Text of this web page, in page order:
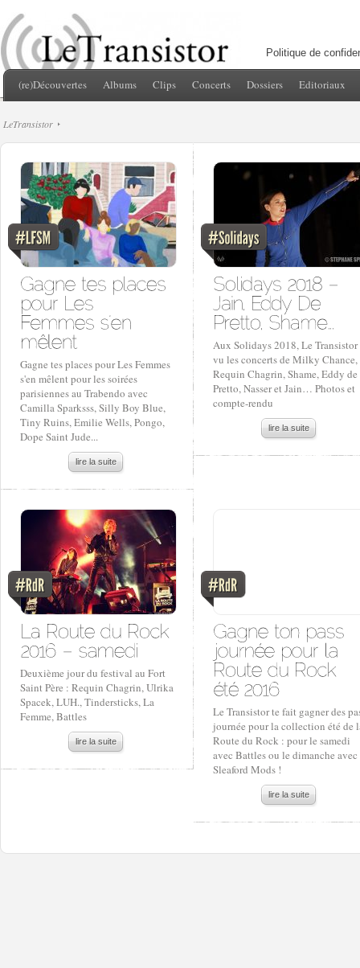
Politique de
(re)Découvertes Albums Clips Concerts Dossiers Editoriaux
LeTransistor
Gagne tes places pour Les Femmes
s'en mêlent pour les soirées
parisiennes au Trabendo avec
Camilla Sparksss, Silly Boy Blue,
Tiny Ruins, Emilie Wells, Pongo,
Dope Saint Jude...
lire la suite
Aux Solidays 2018, Le Transistor
vu les concerts de Milky Chance,
Requin Chagrin, Shame, Eddy de
Pretto, Nasser et Jain… Photos et
compte-rendu
lire la suite
Deuxième jour du festival au Fort
Saint Père : Requin Chagrin, Ulrika
Spacek, LUH., Tindersticks, La
Femme, Battles
lire la suite
Le Transistor te fait gagner des
journée pour la collection été de
Route du Rock : pour le samedi
avec Battles ou le dimanche avec
Sleaford Mods !
lire la suite